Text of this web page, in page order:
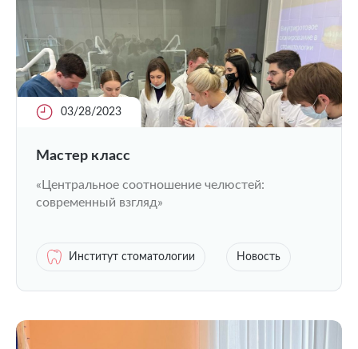
03/28/2023
Мастер класс
«Центральное соотношение челюстей:
современный взгляд»
Институт стоматологии Новость